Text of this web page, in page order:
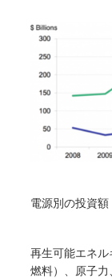
電源別の投資
再生可能エネ
燃料）、原子